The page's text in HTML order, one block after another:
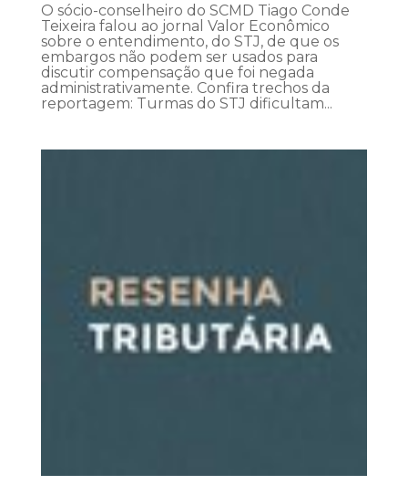
O sócio-conselheiro do SCMD Tiago Conde
Teixeira falou ao jornal Valor Econômico
sobre o entendimento, do STJ, de que os
embargos não podem ser usados para
discutir compensação que foi negada
administrativamente. Confira trechos da
reportagem: Turmas do STJ dificultam...